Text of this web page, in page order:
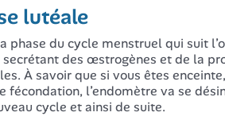
lutéale
phase du cycle menstruel qui suit
secrétant des œstrogènes et de la
À savoir que si vous êtes
fécondation, l’endomètre va se
cycle et ainsi de suite.